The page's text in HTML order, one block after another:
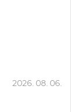
2026. 08. 06.